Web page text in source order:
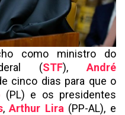
como ministro do
(STF), André
cinco dias para que o
(PL) e os presidentes
,Arthur Lira (PP-AL), e